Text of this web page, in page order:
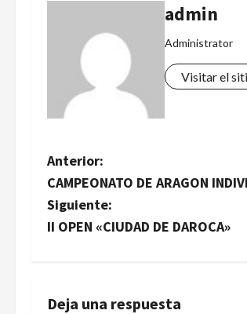
admin
Administrator
Visitar el
N
a
v
g
Anterior:
CAMPEONATO DE ARAGON
Siguiente:
II OPEN «CIUDAD DE DAROCA»
Deja una respuesta